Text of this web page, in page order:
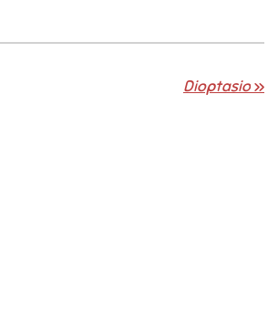
Dioptasio»